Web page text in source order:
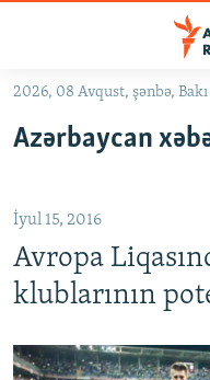
Əsas
qayıt
qayıt
Axtarışa
keç
#ƏSLINDƏ
FƏRQƏ BAX
ARAŞDIRMA
2026, 08 Avqust, şənbə, Bakı
Azərbaycan
İyul 15, 2016
Avropa
klublarının